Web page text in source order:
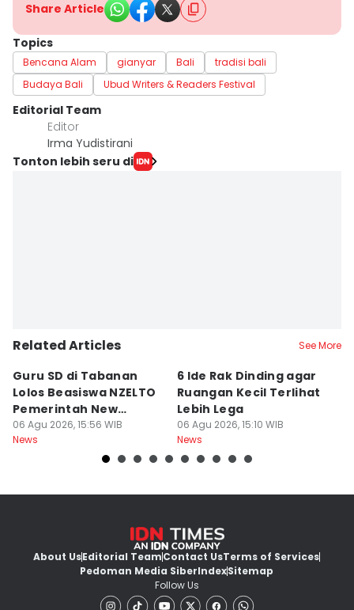
Share Article
Topics
Bencana Alam gianyar Bali
tradisi bali
Budaya Bali
Ubud Writers & Readers Festival
Editorial Team
Editor
Irma Yudistirani
Tonton lebih seru di
Related Articles See More
Guru SD di Tabanan
Lolos Beasiswa NZELTO
Pemerintah New
Zealand
06 Agu 2026, 15:56 WIB
News
6 Ide Rak Dinding agar
Ruangan Kecil Terlihat
Lebih Lega
06 Agu 2026, 15:10 WIB
News
About UsEditorial TeamContact UsTerms of Services
Pedoman Media SiberIndexSitemap
Follow Us